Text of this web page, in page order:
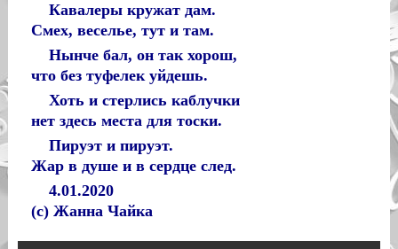
Кавалеры кружат дам.
Смех, веселье, тут и там.
Нынче бал, он так хорош,
что без туфелек уйдешь.
Хоть и стерлись каблучки
нет здесь места для тоски.
Пируэт и пируэт.
Жар в душе и в сердце след.
4.01.2020
(с) Жанна Чайка